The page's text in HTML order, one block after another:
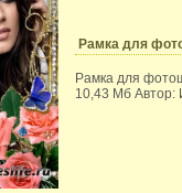
Рамка для
Рамка для
10,43 Mб Автор: